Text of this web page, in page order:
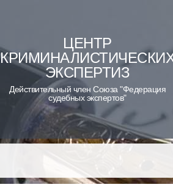
content
ЦЕНТР
ЭКСПЕРТИЗ
Действительный член Союза "Федерация
судебных экспертов"